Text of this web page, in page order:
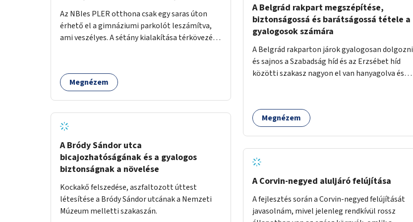
tenni.
Az NBIes PLER otthona csak egy saras úton
érhető el a gimnáziumi parkolót leszámítva,
ami veszélyes. A sétány kialakítása térkövezés
meccsenként+ egyéb kulturális és kerületi
rendezvények, koncertek, bálok, jótékonysági
játszótérre érkezőket is szolgálná. A sétány
megközelítéséig a Thököly út közösségi
közlekedéssel ( 236 busz, 50-es villamos) már
biztosított, a közvetlen gyalogutas elérés a
projekt keretében nem került kialakításra.
Megnézem
A Bródy Sándor utca
bicajozhatóságának és a gyalogos
biztonságnak a növelése
Kockakő felszedése, aszfaltozott úttest
létesítése a Bródy Sándor utcának a Nemzeti
Múzeum melletti szakaszán.
A Belgrád rakpart megszépítése,
biztonságossá és barátságossá tétele a
gyalogosok számára
A Belgrád rakparton járok gyalogosan dolgozni
és sajnos a Szabadság híd és az Erzsébet híd
közötti szakasz nagyon el van hanyagolva és
járda van és biztonsági korlát sincsen, hogy az
autósoktól kicsit védve. Odébb meg fém rácsok
híd körüli résznél meg lehetne szüntetni a
parkolósávot és ki lehetne szélesíteni a járdát
vagy esetleg a Duna felől a korlátnál is lehet
is érdemes lenne tenni a fent említett részre.
Az Erzsébet híd alatt is limitált a hely, de ott
Megnézem
A Corvin-negyed aluljáró felújítása
A fejlesztés során a Corvin-negyed felújítását
javasolnám, mivel jelenleg rendkívül rossz